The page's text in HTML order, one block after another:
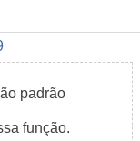
padrão
função.